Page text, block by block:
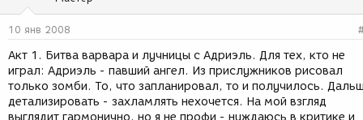
м
ы
д
и
я
10 янв 2008
Акт 1. Битва варвара и лучницы с Адриэль. Для тех, кто не
играл: Адриэль - павший ангел. Из прислужников рисовал
только зомби. То, что запланировал, то и получилось.
детализировать - захламлять нехочется. На мой взгляд
выглядит гармонично, но я не профи - нуждаюсь в критике и